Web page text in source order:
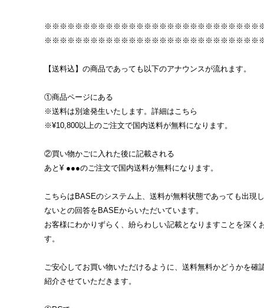
【送料込】の商品であっても以下のアナウンスが流れます。
①商品ページにある
※送料は別途発生いたします。詳細はこちら
※¥10,800以上のご注文で国内送料が無料になります。
②買い物かごに入れた後に記載される
あと¥ ●●●のご注文で国内送料が無料になります。
こちらはBASEのシステム上、送料が無料状態であっても出現
ないとの回答をBASEからいただいています。
お客様にわかりずらく、紛らわしい記載となりますことを深く
す。
ご安心してお買い物いただけるように、送料無料かどうかを確
紹介させていただきます。